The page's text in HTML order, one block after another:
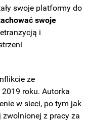
swoje platformy do
swoje
i
ze
2019 roku. Autorka
w sieci, po tym jak
zwolnionej z pracy za